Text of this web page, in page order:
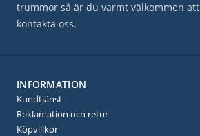
trummor så är du varmt välkommen att
kontakta oss.
INFORMATION
Kundtjänst
Reklamation och retur
Köpvillkor